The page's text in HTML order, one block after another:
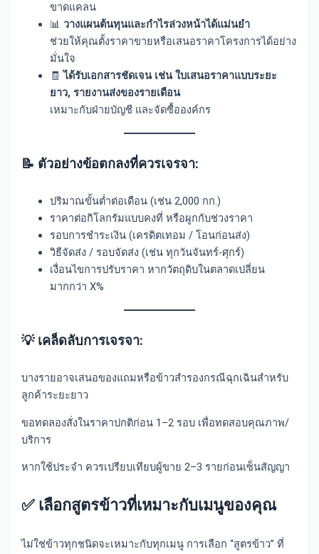
ขาดแคลน
📊วางแผนต้นทุนและกำไรล่วงหน้าได้แม่นยำ
ช่วยให้คุณตั้งราคาขายหรือเสนอราคาโครงการได้อย่าง
มั่นใจ
🧾ได้รับเอกสารชัดเจน เช่น ใบเสนอราคาแบบระยะ
ยาว, รายงานส่งของรายเดือน
เหมาะกับฝ่ายบัญชี และจัดซื้อองค์กร
📝 ตัวอย่างข้อตกลงที่ควรเจรจา:
ปริมาณขั้นต่ำต่อเดือน (เช่น 2,000 กก.)
ราคาต่อกิโลกรัมแบบคงที่ หรือผูกกับช่วงราคา
รอบการชำระเงิน (เครดิตเทอม / โอนก่อนส่ง)
วิธีจัดส่ง / รอบจัดส่ง (เช่น ทุกวันจันทร์-ศุกร์)
เงื่อนไขการปรับราคา หากวัตถุดิบในตลาดเปลี่ยน
มากกว่า X%
💡 เคล็ดลับการเจรจา:
บางรายอาจเสนอของแถมหรือข้าวสำรองกรณีฉุกเฉินสำหรับ
ลูกค้าระยะยาว
ขอทดลองสั่งในราคาปกติก่อน 1–2 รอบ เพื่อทดสอบคุณภาพ/
บริการ
หากใช้ประจำ ควรเปรียบเทียบผู้ขาย 2–3 รายก่อนเซ็นสัญญา
✅ เลือกสูตรข้าวที่เหมาะกับเมนูของคุณ
ไม่ใช่ข้าวทุกชนิดจะเหมาะกับทุกเมนู การเลือก “สูตรข้าว” ที่